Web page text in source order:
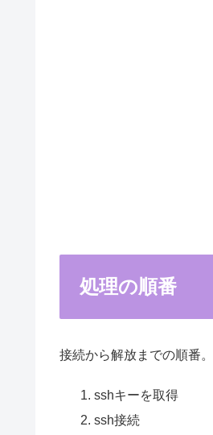
処理の順番
接続から解放までの順番。
sshキーを取得
ssh接続